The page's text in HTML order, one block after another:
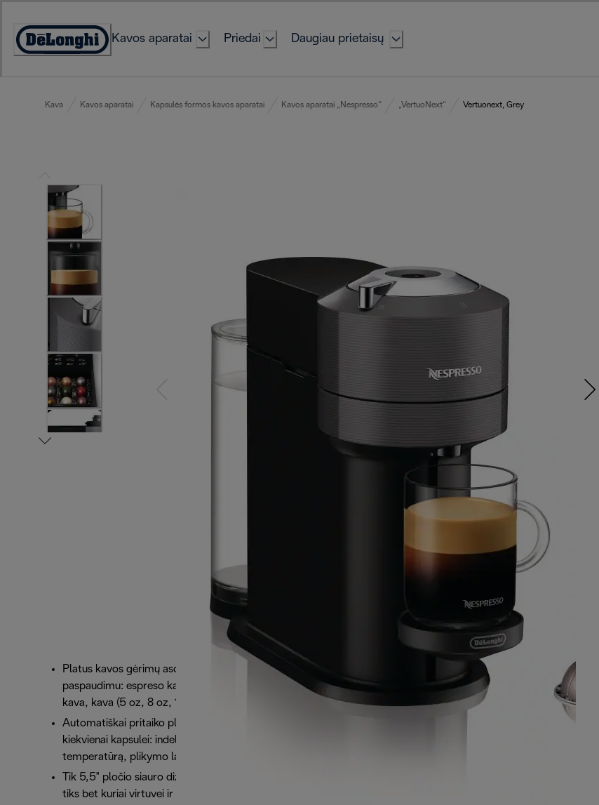
Content
Accessibility
Kavos aparatai Priedai Daugiau prietaisų
Kava Kavos aparatai Kapsulės formos kavos aparatai Kavos aparatai „Nespresso“ „VertuoNext“ Vertuonext, Grey
Platus kavos gėrimų asortimentas vieno mygtuko
paspaudimu: espreso kava, dviguba espreso
kava, kava (5 oz, 8 oz, 14 oz), grafinas (18 oz)
Automatiškai pritaiko plikymo parametrus
kiekvienai kapsulei: indelio dydį, slėgį,
temperatūrą, plikymo laiką
Tik 5,5" pločio siauro dizaino priemonė puikiai
tiks bet kuriai virtuvei ir derės prie bet kokio